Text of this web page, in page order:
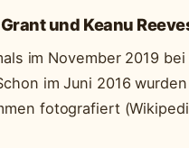
und Keanu
im November 2019
im Juni 2016
fotografiert